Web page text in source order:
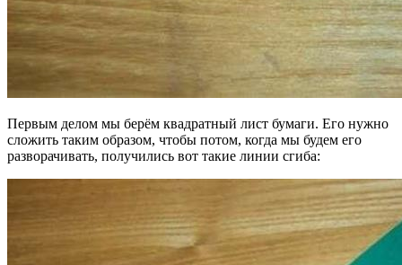
Первым делом мы берём квадратный лист бумаги. Его нужно
сложить таким образом, чтобы потом, когда мы будем его
разворачивать, получились вот такие линии сгиба: